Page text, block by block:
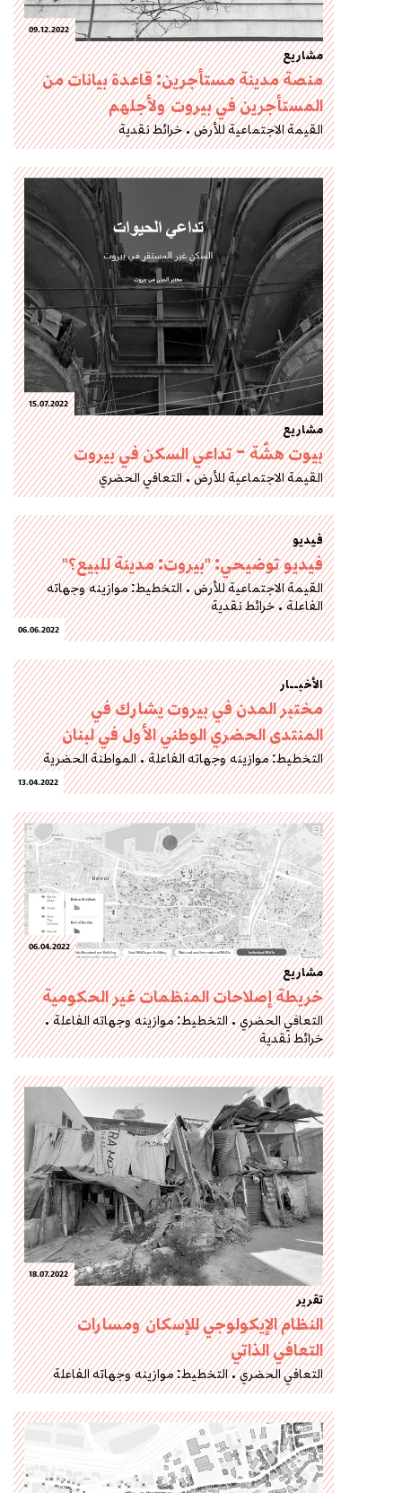
09.12.2022
مشاريع
منصة مدينة مستأجرين: قاعدة بيانات من
المستأجرين في بيروت ولأجلهم
القيمة الاجتماعية للأرض خرائط نقدية
15.07.2022
مشاريع
بيوت هشّة – تداعي السكن في بيروت
القيمة الاجتماعية للأرض التعافي الحضري
فيديو
فيديو توضيحي: "بيروت: مدينة للبيع؟"
06.06.2022
القيمة الاجتماعية للأرض التخطيط: موازينه وجهاته
الفاعلة خرائط نقدية
الأخبــار
مختبر المدن في بيروت يشارك في
المنتدى الحضري الوطني الأول في لبنان
13.04.2022
التخطيط: موازينه وجهاته الفاعلة المواطنة الحضرية
06.04.2022
مشاريع
خريطة إصلاحات المنظمات غير الحكومية
التعافي الحضري التخطيط: موازينه وجهاته الفاعلة
خرائط نقدية
18.07.2022
تقرير
النظام الإيكولوجي للإسكان ومسارات
التعافي الذاتي
التعافي الحضري التخطيط: موازينه وجهاته الفاعلة